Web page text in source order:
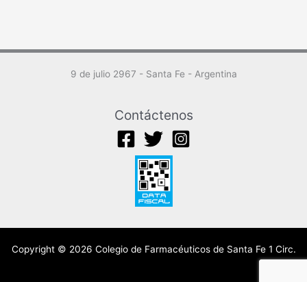
9 de julio 2967 - Santa Fe - Argentina
Contáctenos
Copyright © 2026 Colegio de Farmacéuticos de Santa Fe 1 Circ.